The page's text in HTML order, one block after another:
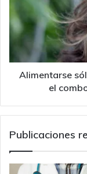
a
Venezuela
combo
letalAlimentarse
el
Publicaciones